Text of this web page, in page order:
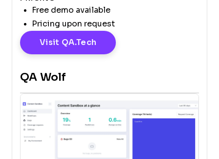
Free demo available
Pricing upon request
Visit QA.tech Opens New Window
QA Wolf